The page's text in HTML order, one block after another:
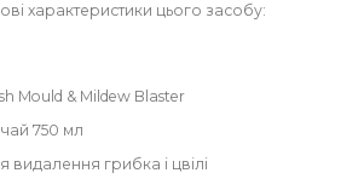
характеристики цього засобу:
Mould & Mildew Blaster
750 мл
видалення грибка і цвілі